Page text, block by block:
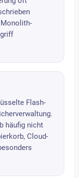
Flash-
häufig nicht
Cloud-